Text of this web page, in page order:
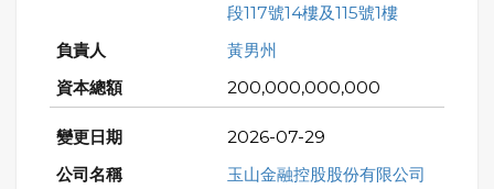
段117號14樓及115號1樓
黃男州
200,000,000,000
2026-07-29
玉山金融控股股份有限公司